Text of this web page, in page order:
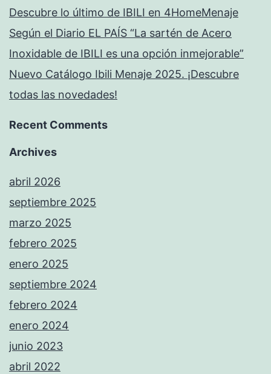
Descubre lo último de IBILI en 4HomeMenaje
Según el Diario EL PAÍS “La sartén de Acero
Inoxidable de IBILI es una opción inmejorable”
Nuevo Catálogo Ibili Menaje 2025. ¡Descubre
todas las novedades!
Recent Comments
Archives
abril 2026
septiembre 2025
marzo 2025
febrero 2025
enero 2025
septiembre 2024
febrero 2024
enero 2024
junio 2023
abril 2022